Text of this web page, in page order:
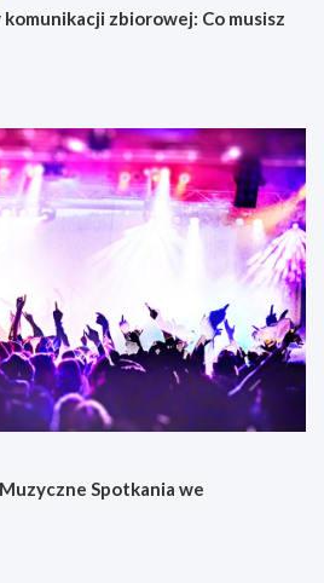
zbiorowej: Co musisz
Spotkania we